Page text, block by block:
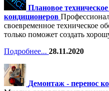
Плановое
кондиционеров
своевременное техническое
только поможет создать
Подробнее... 28.11.2020
Демонтаж - перенос